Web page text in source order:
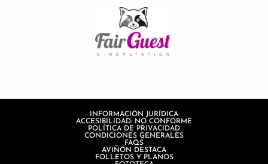
INFORMACIÓN JURÍDICA
ACCESIBILIDAD: NO CONFORME
POLÍTICA DE PRIVACIDAD
CONDICIONES GENERALES
FAQS
AVIÑÓN DESTACA
FOLLETOS Y PLANOS